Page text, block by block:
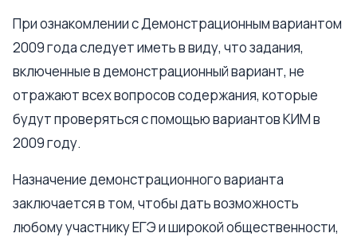
При ознакомлении с Демонстрационным вариантом
2009 года следует иметь в виду, что задания,
включенные в демонстрационный вариант, не
отражают всех вопросов содержания, которые
будут проверяться с помощью вариантов КИМ в
2009 году.
Назначение демонстрационного варианта
заключается в том, чтобы дать возможность
любому участнику ЕГЭ и широкой общественности,